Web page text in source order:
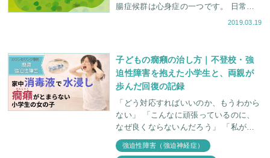
腸症候群は心身症の一つです。 日常生
活に支障がでるため本人は大変困ってい
2019.03.19
子どもの癇癪の治し方｜不登校・強
迫性障害を抱えた小学生と、両親が
歩んだ回復の記録
「どう対応すればいいのか、もうわから
ない」 「こんなに頑張っているのに、
なぜ良くならないんだろう」 「私が何
か間違えたのかな......」 子どもの癇癪
や不登校に向き合うとき、親御さんの心
強迫性障害（強迫神経症）